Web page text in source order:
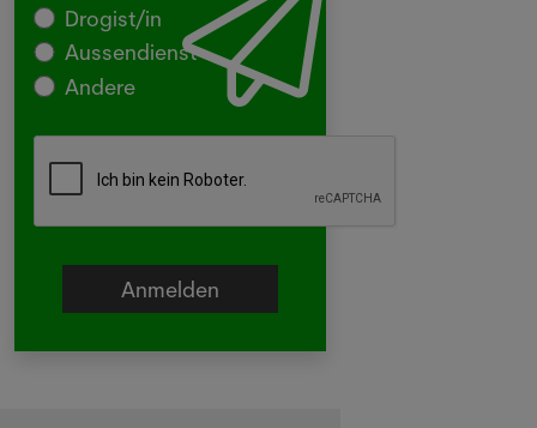
Drogist/in
Aussendienst
Andere